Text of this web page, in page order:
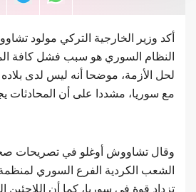
أكد وزير الخارجية التركي مولود
النظام السوري هو سبب فشل كافة
لحل الأزمة، موضحا أنه ليس لدى
مع سوريا، مشددا على أن المحادثات
وقال تشاووش أوغلو في تصريحات
الشعب الكردية الفرع السوري
تزداد قوة في سوريا، كما أن اللاجئين